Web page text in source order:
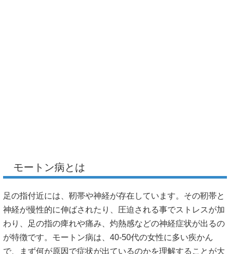
モートン病とは
足の指付近には、靭帯や神経が存在しています。その靭帯と
神経が慢性的に伸ばされたり、圧迫される事でストレスが加
わり、足の指の痺れや痛み、灼熱感などの神経症状が出るの
が特徴です。モートン病は、40-50代の女性に多い疾かん
で、まず何が原因で症状が出ているのかを理解することが大